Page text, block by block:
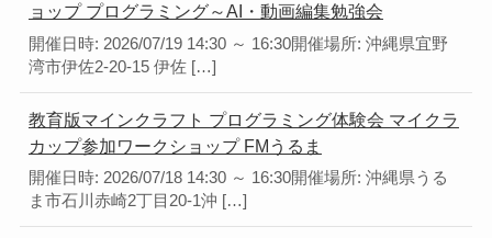
ョップ プログラミング～AI・動画編集勉強会
開催日時: 2026/07/19 14:30 ～ 16:30開催場所: 沖縄県宜野
湾市伊佐2-20-15 伊佐 […]
教育版マインクラフト プログラミング体験会 マイクラ
カップ参加ワークショップ FMうるま
開催日時: 2026/07/18 14:30 ～ 16:30開催場所: 沖縄県うる
ま市石川赤崎2丁目20-1沖 […]